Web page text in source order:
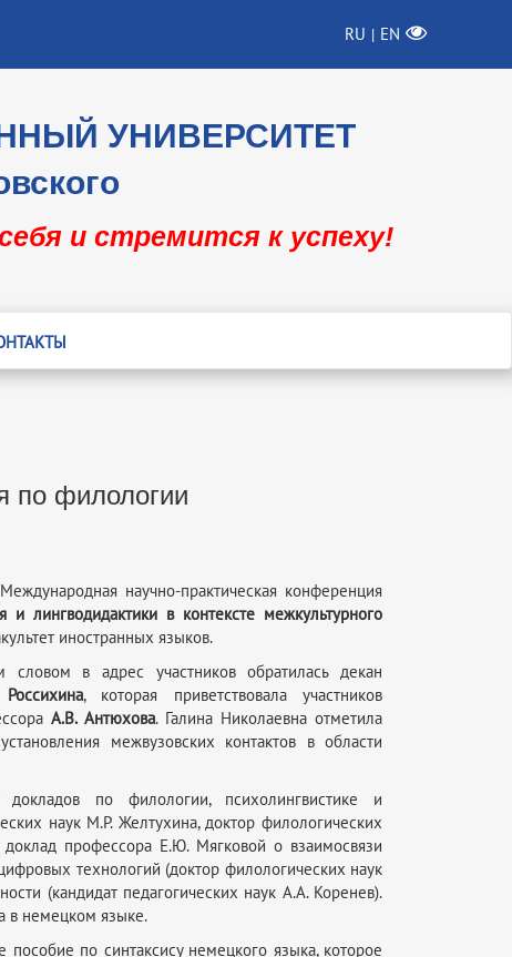
RU | EN
УНИВЕРСИТЕТ
и стремится к успеху!
по филологии
научно-практическая конференция
лингводидактики в контексте межкультурного
иностранных языков.
в адрес участников обратилась декан
, которая приветствовала участников
А.В. Антюхова. Галина Николаевна отметила
межвузовских контактов в области
по филологии, психолингвистике и
наук М.Р. Желтухина, доктор филологических
профессора Е.Ю. Мягковой о взаимосвязи
технологий (доктор филологических наук
(кандидат педагогических наук А.А. Коренев).
в немецком языке.
по синтаксису немецкого языка, которое